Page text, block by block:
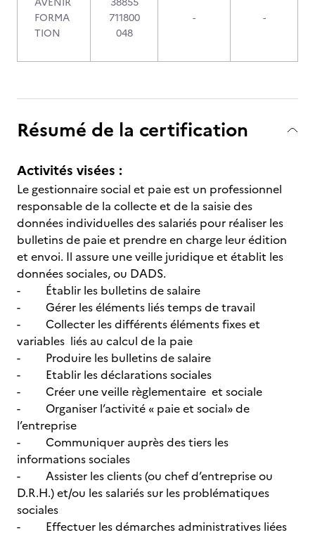
FORMA
TION
711800
048
- -
Résumé de la certification
Activités visées :
Le gestionnaire social et paie est un professionnel
responsable de la collecte et de la saisie des
données individuelles des salariés pour réaliser les
bulletins de paie et prendre en charge leur édition
et envoi. Il assure une veille juridique et établit les
données sociales, ou DADS.
- Établir les bulletins de salaire
- Gérer les éléments liés temps de travail
- Collecter les différents éléments fixes et
variables liés au calcul de la paie
- Produire les bulletins de salaire
- Etablir les déclarations sociales
- Créer une veille règlementaire et sociale
- Organiser l’activité « paie et social» de
l’entreprise
- Communiquer auprès des tiers les
informations sociales
- Assister les clients (ou chef d’entreprise ou
D.R.H.) et/ou les salariés sur les problématiques
sociales
- Effectuer les démarches administratives liées